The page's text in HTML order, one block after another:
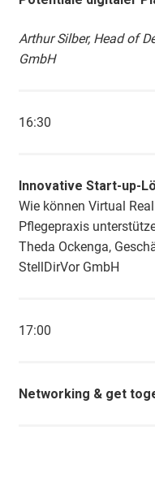
Arthur Silber, Head of
GmbH
16:30
Innovative Start-up-
Wie können Virtual
Pflegepraxis
Theda Ockenga,
StellDirVor GmbH
17:00
Networking & get